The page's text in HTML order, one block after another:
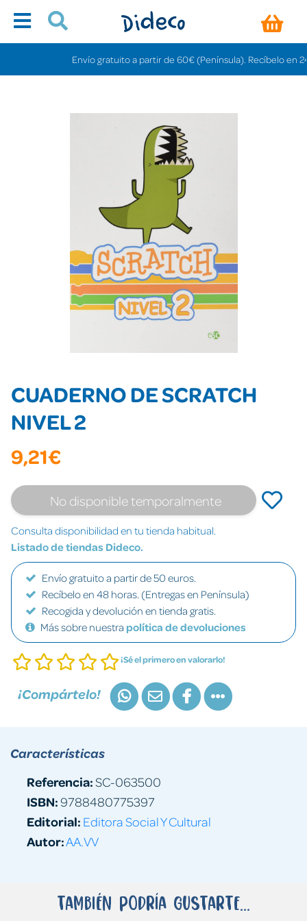
Envío gratuito a partir de 60€ (Península). Recíbelo en 24/
CUADERNO DE SCRATCH
NIVEL 2
9,21€
No disponible temporalmente
Consulta disponibilidad en tu tienda habitual.
Listado de tiendas Dideco.
Envío gratuito a partir de 50 euros.
Recíbelo en 48 horas. (Entregas en Península)
Recogida y devolución en tienda gratis.
Más sobre nuestra política de devoluciones
¡Sé el primero en valorarlo!
¡Compártelo!
Características
Referencia:SC-063500
ISBN:9788480775397
Editorial: Editora Social Y Cultural
Autor:AA.VV
También podría gustarte...